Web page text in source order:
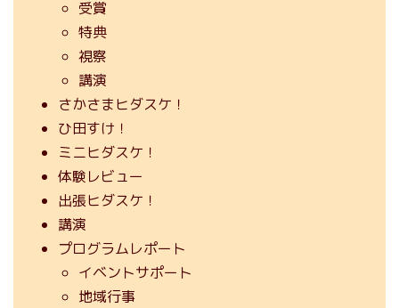
受賞
特典
視察
講演
さかさまヒダスケ！
ひ田すけ！
ミニヒダスケ！
体験レビュー
出張ヒダスケ！
講演
プログラムレポート
イベントサポート
地域行事